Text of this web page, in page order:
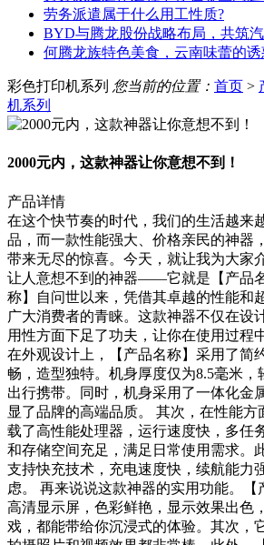
劳务派遣属于什么用工性质?
BYD与腾龙股份战略布局，共筑
何腾龙族特色美食，云南味蕾的诱
彩色打印机系列 您当前的位置： 首页 >
机系列
2000元内，这款神器让你意想不到！
产品详情
在这个快节奏的时代，我们的生活越来
品，而一款性能强大、价格亲民的神器
带来无尽的惊喜。今天，就让我为大家
让人意想不到的神器——它就是【产品
称】自问世以来，凭借其卓越的性能和
广大消费者的青睐。这款神器不仅在设
用性方面下足了功夫，让你在使用过程
在外观设计上，【产品名称】采用了简
畅，造型独特。机身厚度仅为8.5毫米，
出行携带。同时，机身采用了一体化金
显了品牌的高端品质。 其次，在性能方
载了高性能处理器，运行速度快，多任
和存储空间充足，满足日常使用需求。
支持快充技术，充电速度快，续航能力
虑。 再来说说这款神器的实用功能。【
高清显示屏，色彩鲜艳，显示效果出色
戏，都能带给你沉浸式的体验。其次，